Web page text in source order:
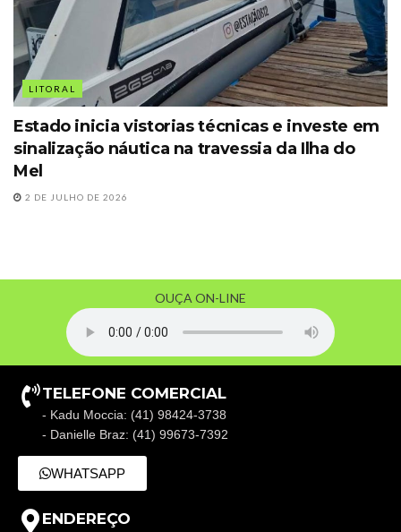
LITORAL
Estado inicia vistorias técnicas e investe em
sinalização náutica na travessia da Ilha do
Mel
2 DE JULHO DE 2026
OUÇA ON-LINE
TELEFONE COMERCIAL
- Kadu Moccia: (41) 98424-3738
- Danielle Braz: (41) 99673-7392
WHATSAPP
ENDEREÇO